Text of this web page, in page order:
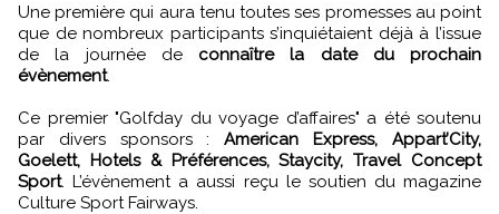
Une première qui aura tenu toutes ses promesses au point
que de nombreux participants s’inquiétaient déjà à l’issue
de la journée de connaître la date du prochain
évènement.
Ce premier "Golfday du voyage d’affaires" a été soutenu
par divers sponsors :American Express, Appart’City,
Goelett, Hotels & Préférences, Staycity, Travel Concept
Sport. L’évènement a aussi reçu le soutien du magazine
Culture Sport Fairways.